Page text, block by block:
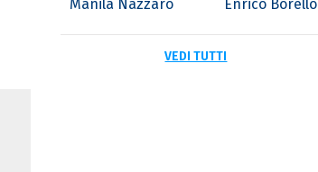
Manila Nazzaro Enrico Borello
VEDI TUTTI